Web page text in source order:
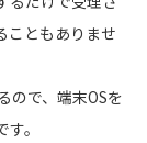
こともありませ
ので、端末OSを
。